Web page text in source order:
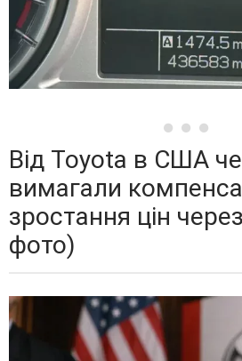
Від Toyota в США
вимагали
зростання цін
фото)